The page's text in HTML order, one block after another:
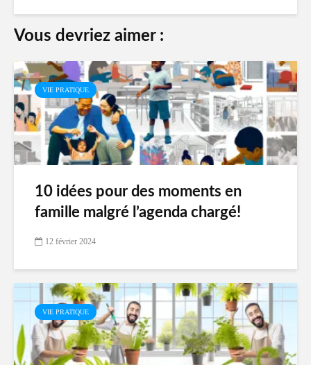
Vous devriez aimer :
VIE PRATIQUE
10 idées pour des moments en
famille malgré l’agenda chargé!
12 février 2024
VIE PRATIQUE